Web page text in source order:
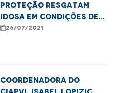
proteção resgatam
idosa em condições de
extrema
26/07/2021
Coordenadora do